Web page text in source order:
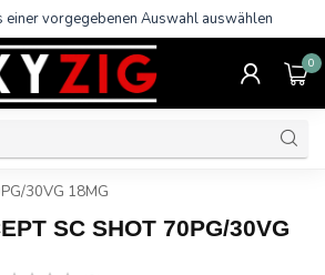
einer vorgegebenen Auswahl auswählen
0
30VG 18MG
SC SHOT 70PG/30VG